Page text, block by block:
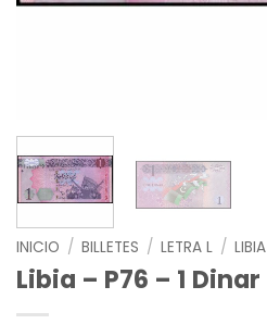
INICIO / BILLETES / LETRA L / LIBIA
Libia – P76 – 1 Dinar